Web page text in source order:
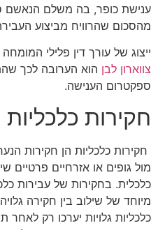
ענישת כופר, בה משלם הנאשם
מהסכום שהרוויח מביצוע
ייצוג של עורך דין פלילי
צווארון לבן הוא הערובה לכך
ספקטרום הענישה.
חקירות כלכליות
חקירות כלכליות הן חקירות
מול גופים או אזרחיים פרטיים
כלכלית. בחקירות של עבירות
מיוחד של שילוב בין חקירה
כלכליות גלויות יערכו רק